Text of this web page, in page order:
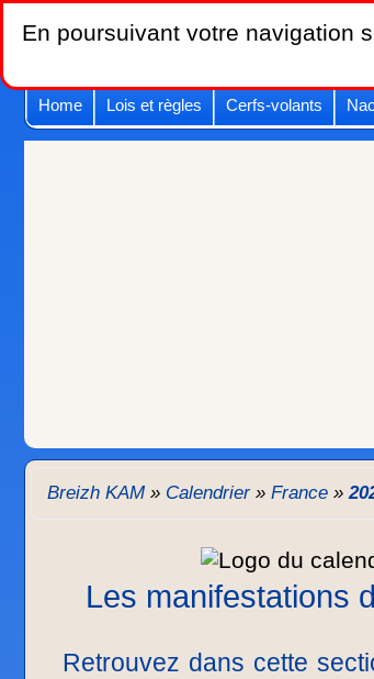
Home Lois et règles Cerfs-volants
Breizh KAM » Calendrier» France »
Les manifestations
Retrouvez dans cette
En poursuivant votre navigation